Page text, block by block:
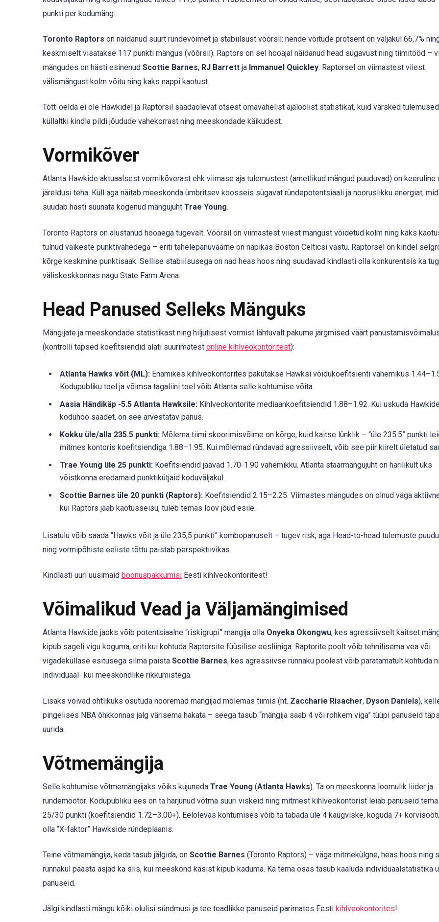
punkti per kodumäng.
Toronto Raptors on näidanud suurt ründevõimet ja stabiilsust võõrsil: nende võitude protsent on väljakul 66,7%
keskmiselt visatakse 117 punkti mängus (võõrsil). Raptors on sel hooajal näidanud head sügavust ning tiimitööd –
mängudes on hästi esinenud Scottie Barnes, RJ Barrett ja Immanuel Quickley. Raptorsel on viimastest viiest
välismängust kolm võitu ning kaks nappi kaotust.
Tõtt-öelda ei ole Hawkidel ja Raptorsil saadaolevat otsest omavahelist ajaloolist statistikat, kuid värsked
küllaltki kindla pildi jõudude vahekorrast ning meeskondade käikudest.
Vormikõver
Atlanta Hawkide aktuaalsest vormikõverast ehk viimase aja tulemustest (ametlikud mängud puuduvad) on keeruline
järeldusi teha. Küll aga näitab meeskonda ümbritsev koosseis sügavat ründepotentsiaali ja nooruslikku energiat,
suudab hästi suunata kogenud mängujuht Trae Young.
Toronto Raptors on alustanud hooaega tugevalt. Võõrsil on viimastest viiest mängust võidetud kolm ning kaks
tulnud väikeste punktivahedega – eriti tähelepanuväärne on napikas Boston Celticsi vastu. Raptorsel on kindel
kõrge keskmine punktisaak. Sellise stabiilsusega on nad heas hoos ning suudavad kindlasti olla konkurentsis ka
väliskeskkonnas nagu State Farm Arena.
Head Panused Selleks Mänguks
Mängijate ja meeskondade statistikast ning hiljutisest vormist lähtuvalt pakume järgmised väärt
(kontrolli täpsed koefitsiendid alati suurimatest online kihlveokontoritest):
Atlanta Hawks võit (ML): Enamikes kihlveokontorites pakutakse Hawksi võidukoefitsienti vahemikus
Kodupubliku toel ja võimsa tagaliini toel võib Atlanta selle kohtumise võita.
Aasia Händikäp -5.5 Atlanta Hawksile: Kihlveokontorite mediaankoefitsiendid 1.88–1.92. Kui uskuda Hawkide
koduhoo saadet, on see arvestatav panus.
Kokku üle/alla 235.5 punkti: Mõlema tiimi skoorimisvõime on kõrge, kuid kaitse lünklik – “üle 235.5” punkti
mitmes kontoris koefitsiendiga 1.88–1.95. Kui mõlemad ründavad agressiivselt, võib see piir kiirelt ületatud
Trae Young üle 25 punkti: Koefitsiendid jäävad 1.70-1.90 vahemikku. Atlanta staarmängujuht on harilikult üks
võistkonna eredamaid punktikütjaid koduväljakul.
Scottie Barnes üle 20 punkti (Raptors): Koefitsiendid 2.15–2.25. Viimastes mängudes on olnud väga
kui Raptors jääb kaotusseisu, tuleb temas loov jõud esile.
Lisatulu võib saada “Hawks võit ja üle 235,5 punkti” kombopanuselt – tugev risk, aga Head-to-head tulemuste
ning vormipõhiste eeliste tõttu paistab perspektiivikas.
Kindlasti uuri uusimaid boonuspakkumisi Eesti kihlveokontoritest!
Võimalikud Vead ja Väljamängimised
Atlanta Hawkide jaoks võib potentsiaalne “riskigrupi” mängija olla Onyeka Okongwu, kes agressiivselt kaitset
kipub sageli vigu koguma, eriti kui kohtuda Raptorsite füüsilise eesliiniga. Raptorite poolt võib tehnilisema vea või
vigadeküllase esitusega silma paista Scottie Barnes, kes agressiivse rünnaku poolest võib paratamatult kohtuda
individuaal- kui meeskondlike rikkumistega.
Lisaks võivad ohtlikuks osutuda nooremad mängijad mõlemas tiimis (nt. Zaccharie Risacher, Dyson Daniels),
pingelises NBA õhkkonnas jalg värisema hakata – seega tasub “mängija saab 4 või rohkem viga” tüüpi panuseid
uurida.
Võtmemängija
Selle kohtumise võtmemängijaks võiks kujuneda Trae Young (Atlanta Hawks). Ta on meeskonna loomulik liider ja
ründemootor. Kodupubliku ees on ta harjunud võtma suuri viskeid ning mitmest kihlveokontorist leiab panuseid
25/30 punkti (koefitsiendid 1.72–3.00+). Eelolevas kohtumises võib ta tabada üle 4 kaugviske, koguda 7+
olla “X-faktor” Hawkside ründeplaanis.
Teine võtmemängija, keda tasub jälgida, on Scottie Barnes (Toronto Raptors) – väga mitmekülgne, heas hoos ning
rünnakul päästa asjad ka siis, kui meeskond käsist kipub kaduma. Ka tema osas tasub kaaluda individuaalstatistika
panuseid.
Jälgi kindlasti mängu kõiki olulisi sündmusi ja tee teadlikke panuseid parimates Eesti kihlveokontorites!